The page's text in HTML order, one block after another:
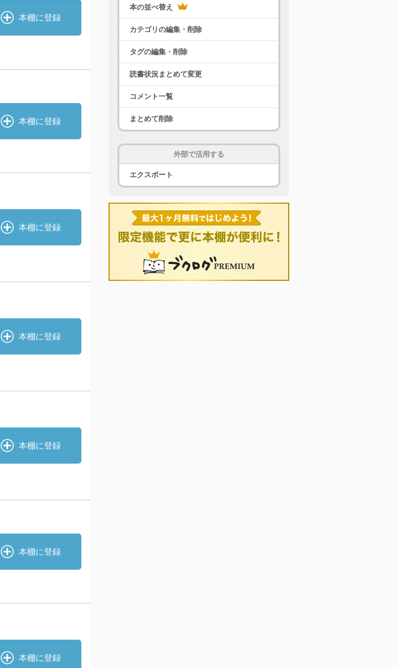
本棚に登録
本棚に登録
本棚に登録
本棚に登録
本棚に登録
本棚に登録
本棚に登録
本の並べ替え
カテゴリの編集・削除
タグの編集・削除
読書状況まとめて変更
コメント一覧
まとめて削除
外部で活用する
エクスポート